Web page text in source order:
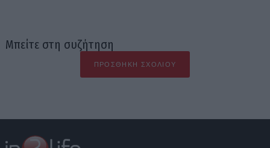
Μπείτε στη συζήτηση
ΠΡΟΣΘΉΚΗ ΣΧΟΛΊΟΥ